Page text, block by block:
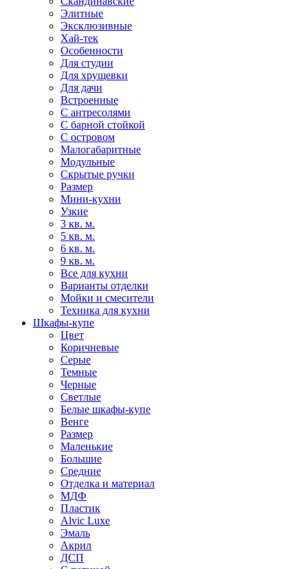
Элитные
Эксклюзивные
Хай-тек
Особенности
Для студии
Для хрущевки
Для дачи
Встроенные
С антресолями
С барной стойкой
С островом
Малогабаритные
Модульные
Скрытые ручки
Размер
Мини-кухни
Узкие
3 кв. м.
5 кв. м.
6 кв. м.
9 кв. м.
Все для кухни
Варианты отделки
Мойки и смесители
Техника для кухни
Шкафы-купе
Цвет
Коричневые
Серые
Темные
Черные
Светлые
Белые шкафы-купе
Венге
Размер
Маленькие
Большие
Средние
Отделка и материал
МДФ
Пластик
Alvic Luxe
Эмаль
Акрил
ДСП